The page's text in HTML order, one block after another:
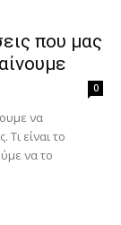
που μας
0
να
είναι το
να το